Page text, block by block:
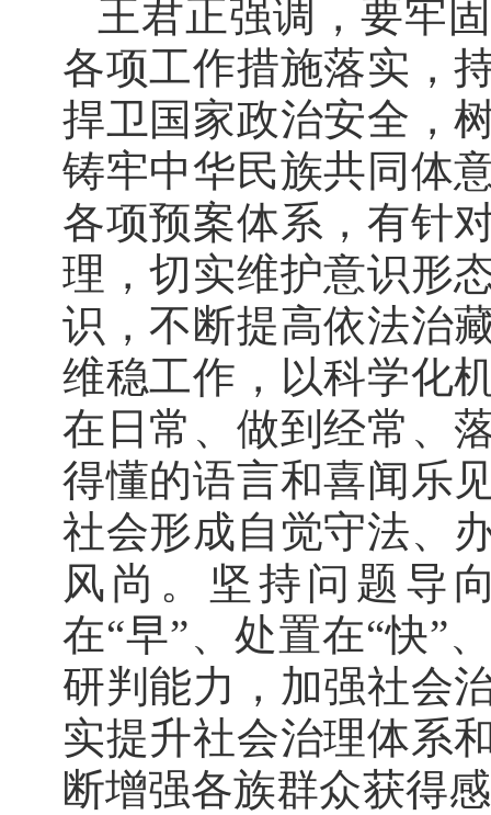
王君正强调，要牢
各项工作措施落实，
捍卫国家政治安全，
铸牢中华民族共同体
各项预案体系，有针
理，切实维护意识形
识，不断提高依法治
维稳工作，以科学化
在日常、做到经常、
得懂的语言和喜闻乐
社会形成自觉守法、
风尚。坚持问题导
在“早”、处置在“快”
研判能力，加强社会
实提升社会治理体系
断增强各族群众获得